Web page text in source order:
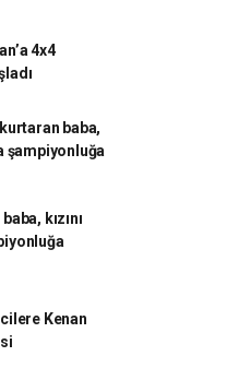
4x4
baba,
şampiyonluğa
kızını
Kenan